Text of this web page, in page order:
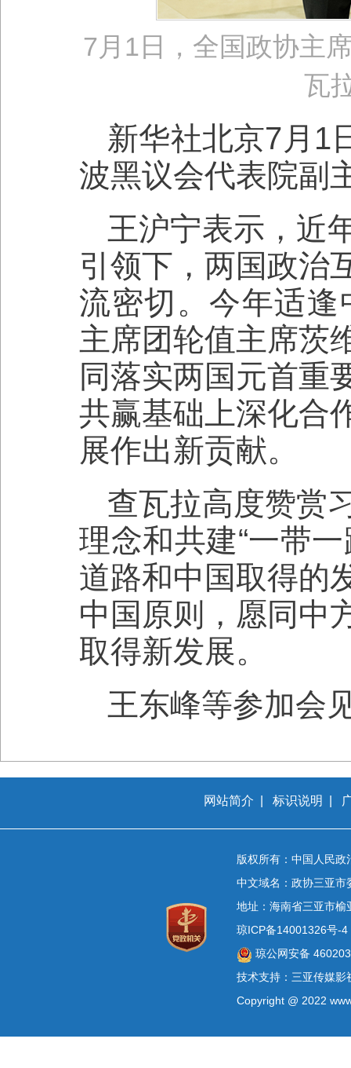
7月1日，全国政协主
瓦
新华社北京7月1
波黑议会代表院副
王沪宁表示，近
引领下，两国政治
流密切。今年适
主席团轮值主席茨
同落实两国元首重
共赢基础上深化合
展作出新贡献。
查瓦拉高度赞赏
理念和共建“一带
道路和中国取得的
中国原则，愿同中
取得新发展。
王东峰等参加会
网站简介 标识说明
版权所有：中国人民
中文域名：政协三亚市
地址：海南省三亚市榆
琼ICP备14001326号-4
琼公网安备
技术支持：三亚传媒影
Copyright @ 2022